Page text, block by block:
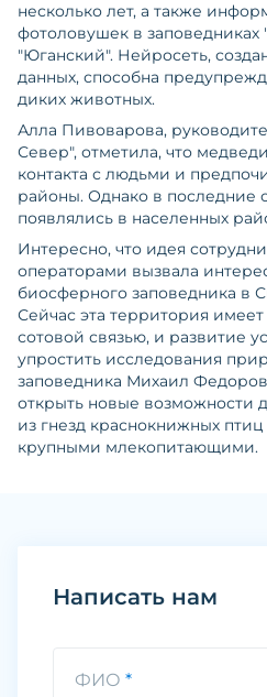
несколько лет, а также
фотоловушек в заповедниках
"Юганский". Нейросеть,
данных, способна
диких животных.
Алла Пивоварова,
Север", отметила, что
контакта с людьми и
районы. Однако в последние
появлялись в населенных
Интересно, что идея
операторами вызвала
биосферного заповедника в
Сейчас эта территория
сотовой связью, и развитие
упростить исследования
заповедника Михаил Федоров
открыть новые возможности
из гнезд краснокнижных
крупными млекопитающими.
Написать нам
ФИО